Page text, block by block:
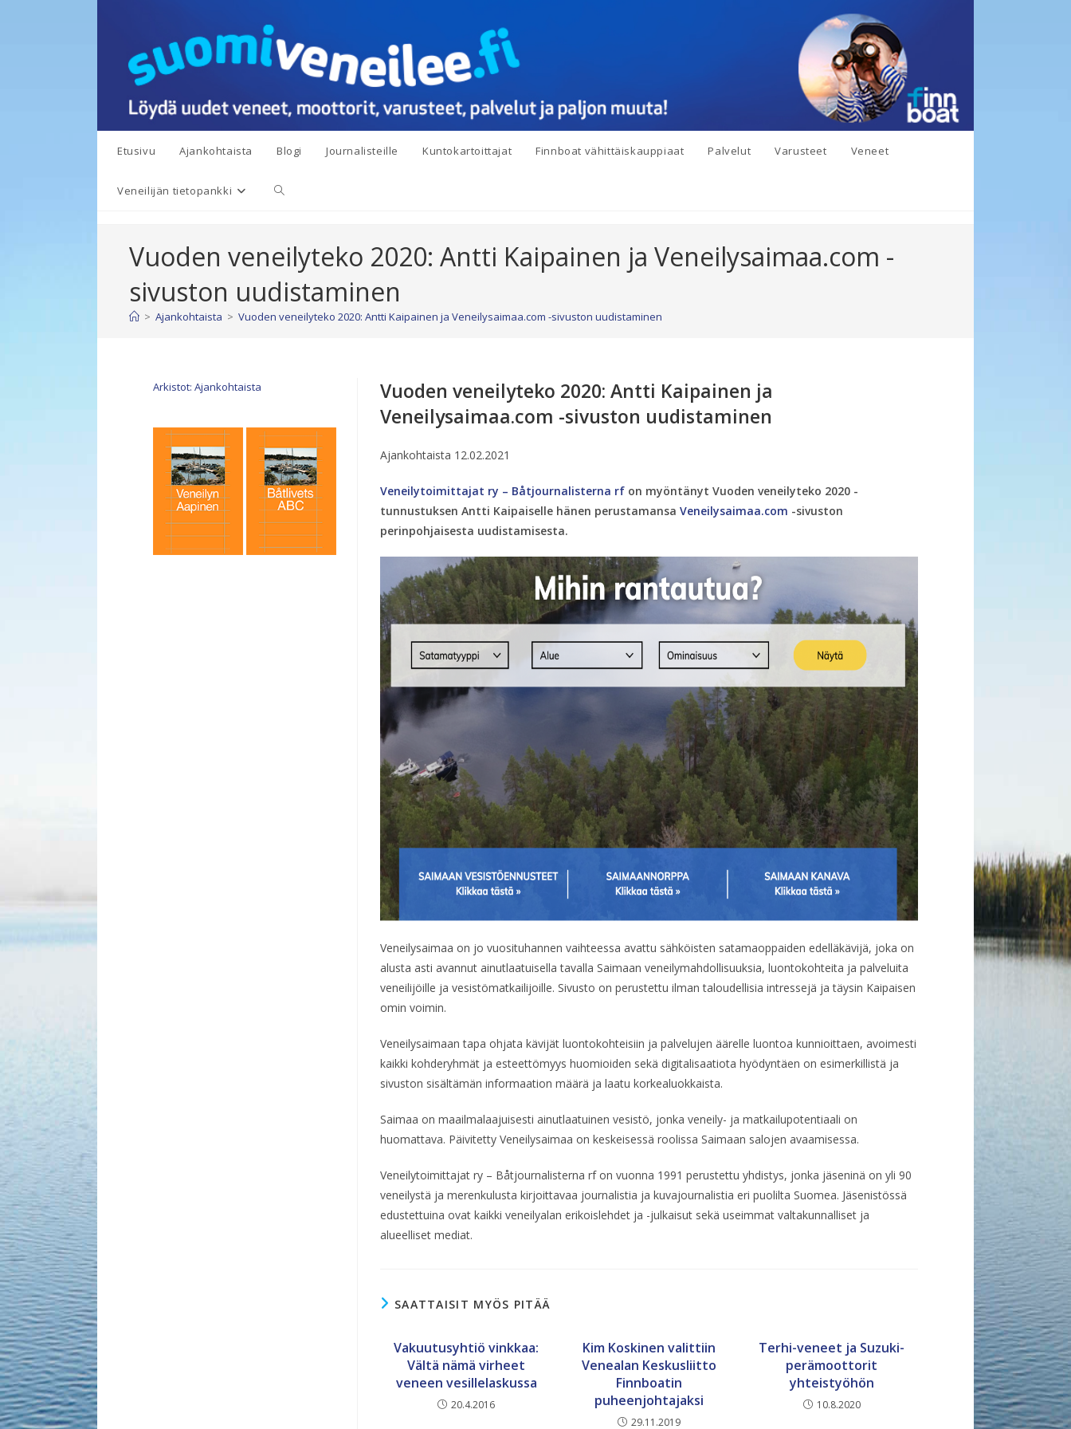
Etusivu Ajankohtaista Blogi Journalisteille Kuntokartoittajat Finnboat vähittäiskauppiaat Palvelut Varusteet Veneet
Veneilijän tietopankki Toggle
search
Vuoden veneilyteko 2020: Antti Kaipainen ja Veneilysaimaa.com -
sivuston uudistaminen
> Ajankohtaista > Vuoden veneilyteko 2020: Antti Kaipainen ja Veneilysaimaa.com -sivuston uudistaminen
Arkistot: Ajankohtaista
Vuoden veneilyteko 2020: Antti Kaipainen ja
Veneilysaimaa.com -sivuston uudistaminen
Ajankohtaista 12.02.2021
Veneilytoimittajat ry – Båtjournalisterna rfon myöntänyt Vuoden veneilyteko 2020 -
tunnustuksen Antti Kaipaiselle hänen perustamansa Veneilysaimaa.com -sivuston
perinpohjaisesta uudistamisesta.
Veneilysaimaa on jo vuosituhannen vaihteessa avattu sähköisten satamaoppaiden edelläkävijä, joka on
alusta asti avannut ainutlaatuisella tavalla Saimaan veneilymahdollisuuksia, luontokohteita ja palveluita
veneilijöille ja vesistömatkailijoille. Sivusto on perustettu ilman taloudellisia intressejä ja täysin Kaipaisen
omin voimin.
Veneilysaimaan tapa ohjata kävijät luontokohteisiin ja palvelujen äärelle luontoa kunnioittaen, avoimesti
kaikki kohderyhmät ja esteettömyys huomioiden sekä digitalisaatiota hyödyntäen on esimerkillistä ja
sivuston sisältämän informaation määrä ja laatu korkealuokkaista.
Saimaa on maailmalaajuisesti ainutlaatuinen vesistö, jonka veneily- ja matkailupotentiaali on
huomattava. Päivitetty Veneilysaimaa on keskeisessä roolissa Saimaan salojen avaamisessa.
Veneilytoimittajat ry – Båtjournalisterna rf on vuonna 1991 perustettu yhdistys, jonka jäseninä on yli 90
veneilystä ja merenkulusta kirjoittavaa journalistia ja kuvajournalistia eri puolilta Suomea. Jäsenistössä
edustettuina ovat kaikki veneilyalan erikoislehdet ja -julkaisut sekä useimmat valtakunnalliset ja
alueelliset mediat.
SAATTAISIT MYÖS PITÄÄ
Vakuutusyhtiö vinkkaa:
Vältä nämä virheet
veneen vesillelaskussa
20.4.2016
Kim Koskinen valittiin
Venealan Keskusliitto
Finnboatin
puheenjohtajaksi
29.11.2019
Terhi-veneet ja Suzuki-
perämoottorit
yhteistyöhön
10.8.2020